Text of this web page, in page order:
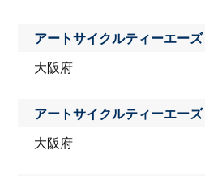
アートサイクルティーエー
大阪府
アートサイクルティーエーズ
大阪府